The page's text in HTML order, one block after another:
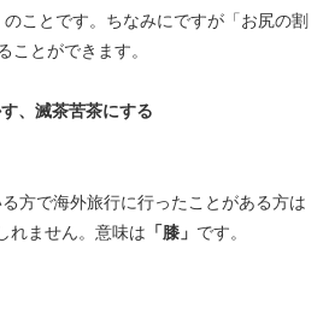
のことです。ちなみにですが「お尻の割
ことができます。
、滅茶苦茶にする
方で海外旅行に行ったことがある方は
れません。意味は 「膝」 です。